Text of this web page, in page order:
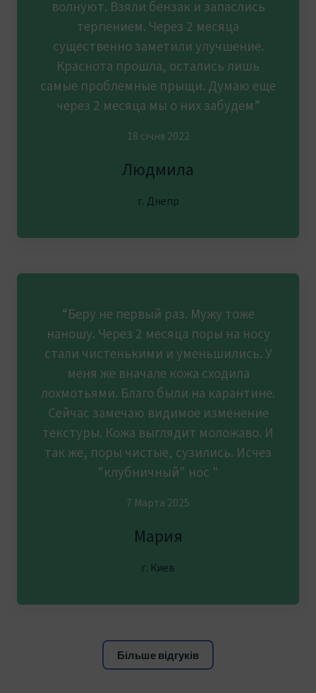
волнуют. Взяли бензак и запаслись
терпением. Через 2 месяца
существенно заметили улучшение.
Краснота прошла, остались лишь
самые проблемные прыщи. Думаю еще
через 2 месяца мы о них забудем”
18 січня 2022
Людмила
г. Днепр
“Беру не первый раз. Мужу тоже
наношу. Через 2 месяца поры на носу
стали чистенькими и уменьшились. У
меня же вначале кожа сходила
лохмотьями. Благо были на карантине.
Сейчас замечаю видимое изменение
текстуры. Кожа выглядит моложаво. И
так же, поры чистые, сузились. Исчез
"клубничный" нос "
7 Марта 2025
Мария
г. Киев
Більше відгуків